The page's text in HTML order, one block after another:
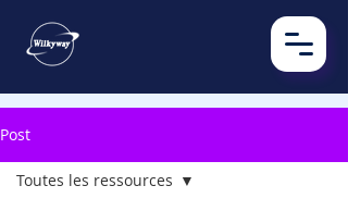
Post
Toutes les ressources